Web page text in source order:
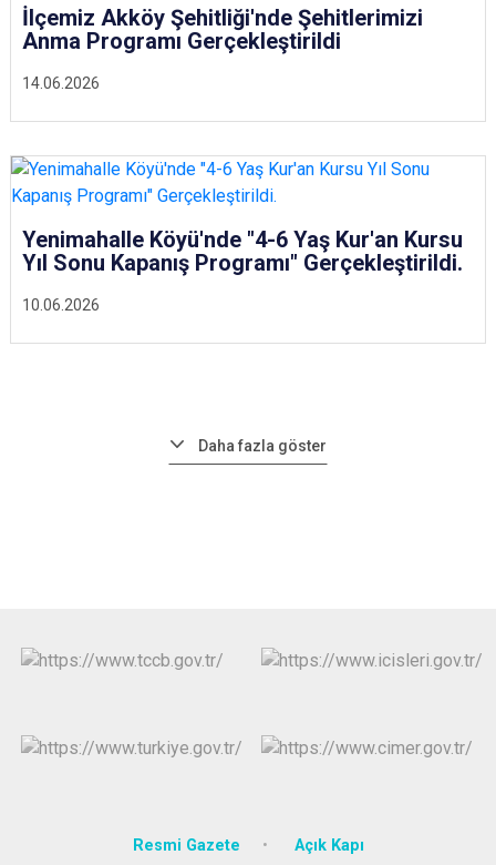
14.06.2026
İlçemiz Akköy Şehitliği'nde Şehitlerimizi
Anma Programı Gerçekleştirildi
10.06.2026
Yenimahalle Köyü'nde "4-6 Yaş Kur'an Kursu
Yıl Sonu Kapanış Programı" Gerçekleştirildi.
Daha fazla göster
Resmi Gazete Açık Kapı